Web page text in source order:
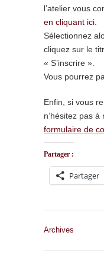
l’atelier vous
en cliquant ici.
Sélectionnez
cliquez sur le
« S’inscrire ».
Vous pourrez
Enfin, si vous
n’hésitez pas
formulaire de
Partager :
Partager
Archives